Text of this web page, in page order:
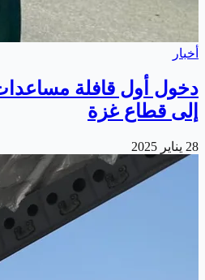
أخبار
دخول أول قافلة
إلى قطاع غزة
28 يناير 2025